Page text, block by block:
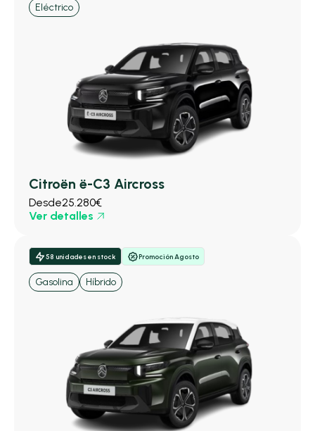
Eléctrico
Citroën ë-C3 Aircross
Desde25.280€
Ver detalles
58 unidades en stock Promoción Agosto
Gasolina Híbrido